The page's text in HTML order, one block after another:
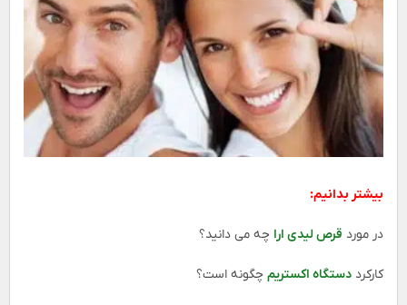
بیشتر بدانیم:
در مورد قرص لیدی ارا چه می دانید؟
کارکرد دستگاه اکستریم چگونه است؟